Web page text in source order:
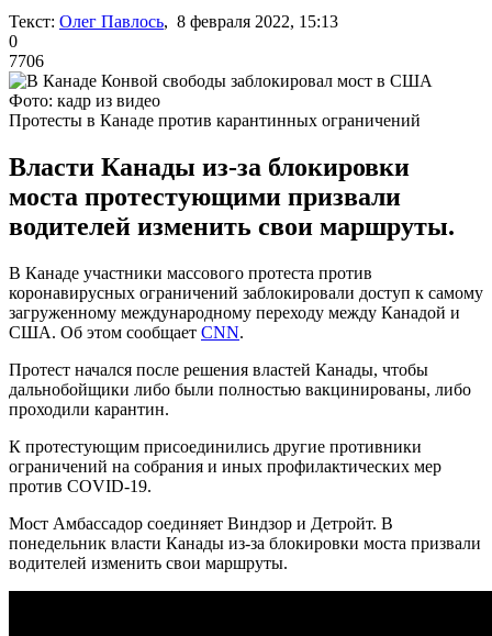
Текст: Олег Павлось, 8 февраля 2022, 15:13
0
7706
Фото: кадр из видео
Протесты в Канаде против карантинных ограничений
Власти Канады из-за блокировки
моста протестующими призвали
водителей изменить свои маршруты.
В Канаде участники массового протеста против
коронавирусных ограничений заблокировали доступ к самому
загруженному международному переходу между Канадой и
США. Об этом сообщает CNN.
Протест начался после решения властей Канады, чтобы
дальнобойщики либо были полностью вакцинированы, либо
проходили карантин.
К протестующим присоединились другие противники
ограничений на собрания и иных профилактических мер
против COVID-19.
Мост Амбассадор соединяет Виндзор и Детройт. В
понедельник власти Канады из-за блокировки моста призвали
водителей изменить свои маршруты.